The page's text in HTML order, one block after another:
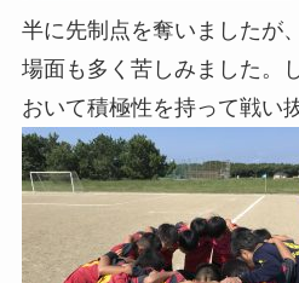
半に先制点を奪いましたが
場面も多く苦しみました。
おいて積極性を持って戦い